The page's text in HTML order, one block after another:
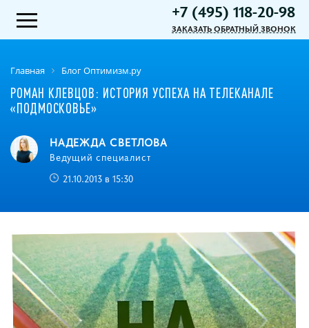
+7 (495) 118-20-98
ЗАКАЗАТЬ ОБРАТНЫЙ ЗВОНОК
Главная Блог Оптимизм.ру
РОМАН КЛЕВЦОВ: ИСТОРИЯ УСПЕХА НА ТЕЛЕКАНАЛЕ
«ПОДМОСКОВЬЕ»
НАДЕЖДА СВЕТЛОВА
Ведущий специалист
21.10.2013 в 15:30